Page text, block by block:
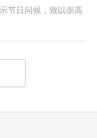
节日问候，致以崇高